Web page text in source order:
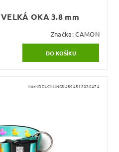
OKA 3.8 mm
Značka:CAMON
Kód:IDDUCKLINGS-4894512020474